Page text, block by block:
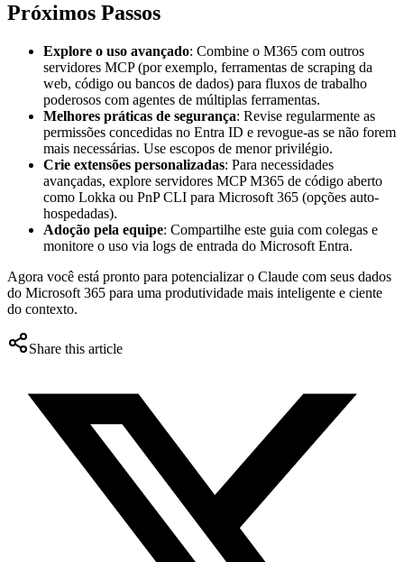
Próximos Passos
Explore o uso avançado: Combine o M365 com outros
servidores MCP (por exemplo, ferramentas de scraping da
web, código ou bancos de dados) para fluxos de trabalho
poderosos com agentes de múltiplas ferramentas.
Melhores práticas de segurança: Revise regularmente as
permissões concedidas no Entra ID e revogue-as se não forem
mais necessárias. Use escopos de menor privilégio.
Crie extensões personalizadas: Para necessidades
avançadas, explore servidores MCP M365 de código aberto
como Lokka ou PnP CLI para Microsoft 365 (opções auto-
hospedadas).
Adoção pela equipe: Compartilhe este guia com colegas e
monitore o uso via logs de entrada do Microsoft Entra.
Agora você está pronto para potencializar o Claude com seus dados
do Microsoft 365 para uma produtividade mais inteligente e ciente
do contexto.
Share this article